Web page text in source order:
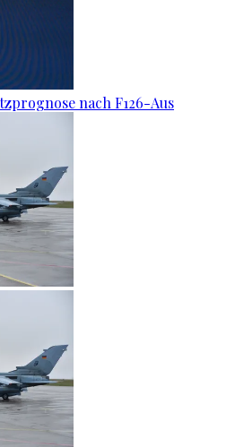
nach F126-Aus